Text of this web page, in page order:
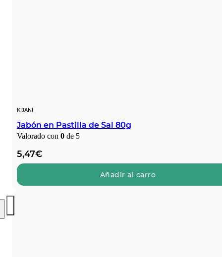
KIJANI
Jabón en Pastilla de Sal 80g
Valorado con 0 de 5
5,47€
Añadir al carro